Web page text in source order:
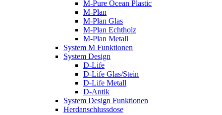
M-Pure Ocean Plastic
M-Plan
M-Plan Glas
M-Plan Echtholz
M-Plan Metall
System M Funktionen
System Design
D-Life
D-Life Glas/Stein
D-Life Metall
D-Antik
System Design Funktionen
Herdanschlussdose